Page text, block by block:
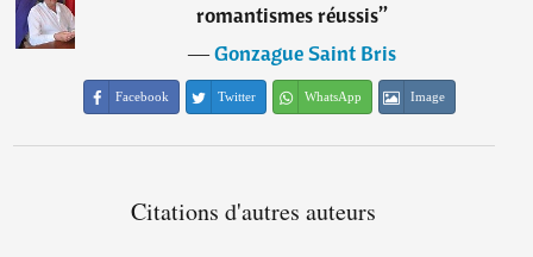
romantismes réussis”
―Gonzague Saint Bris
Facebook Twitter WhatsApp Image
Citations d'autres auteurs